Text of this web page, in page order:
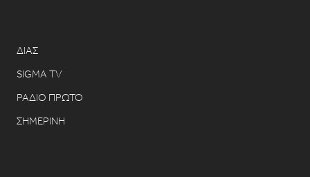
ΔΙΑΣ
SIGMA TV
ΡΑΔΙΟ ΠΡΩΤΟ
ΣΗΜΕΡΙΝΗ